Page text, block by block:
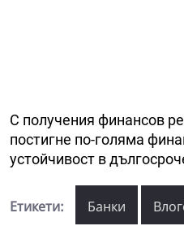
С получения финансов
постигне по-голяма
устойчивост в
Етикети: Банки